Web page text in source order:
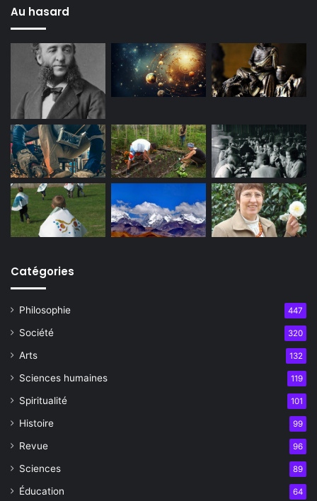
Au hasard
Catégories
Philosophie 447
Société 320
Arts 132
Sciences humaines 119
Spiritualité 101
Histoire 99
Revue 96
Sciences 89
Éducation 64